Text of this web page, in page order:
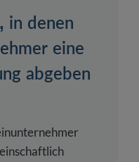
in denen
eine
abgeben